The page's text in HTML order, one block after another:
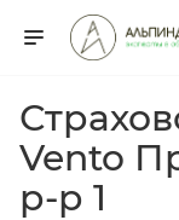
Vento
р-р 1